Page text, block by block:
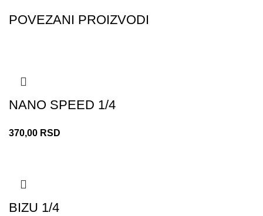
POVEZANI PROIZVODI
NANO SPEED 1/4
370,00 RSD
BIZU 1/4